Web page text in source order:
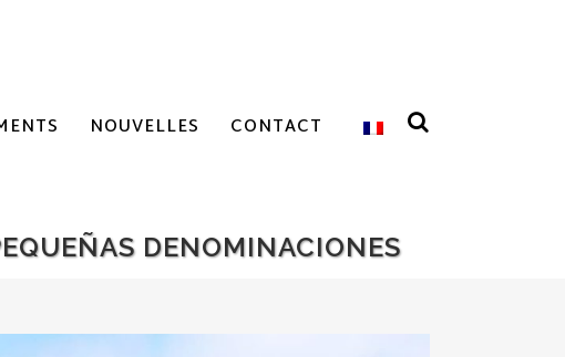
NOUVELLES CONTACT
DENOMINACIONES